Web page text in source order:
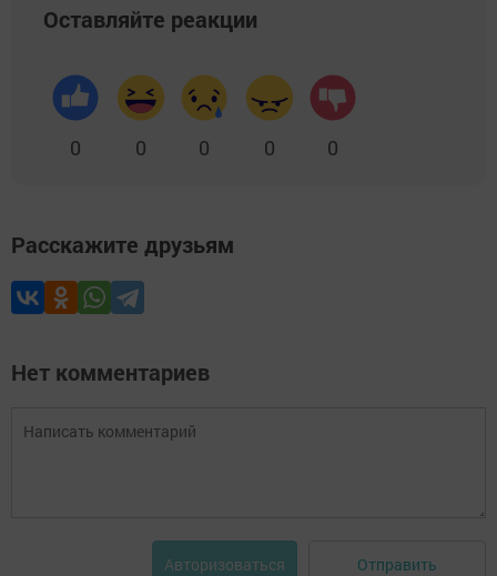
Оставляйте реакции
0 0 0 0 0
Расскажите друзьям
Нет комментариев
Авторизоваться Отправить